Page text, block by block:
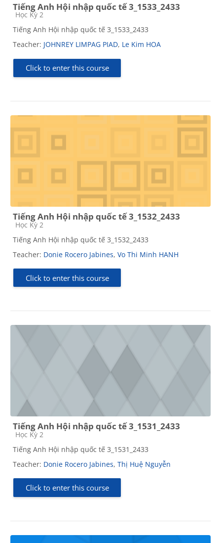
Tiếng Anh Hội nhập quốc tế 3_1533_2433
Course category
Học Kỳ 2
Tiếng Anh Hội nhập quốc tế 3_1533_2433
Teacher: JOHNREY LIMPAG PIAD, Le Kim HOA
Click to enter this course
Tiếng Anh Hội nhập quốc tế 3_1532_2433
Course category
Học Kỳ 2
Tiếng Anh Hội nhập quốc tế 3_1532_2433
Teacher: Donie Rocero Jabines, Vo Thi Minh HANH
Click to enter this course
Tiếng Anh Hội nhập quốc tế 3_1531_2433
Course category
Học Kỳ 2
Tiếng Anh Hội nhập quốc tế 3_1531_2433
Teacher: Donie Rocero Jabines, Thị Huệ Nguyễn
Click to enter this course